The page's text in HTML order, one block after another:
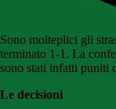
Sono molteplici gli
terminato 1-1. La
sono stati infatti puniti
Le decisioni